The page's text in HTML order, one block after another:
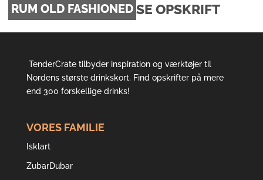
RUM OLD FASHIONED SE OPSKRIFT
TenderCrate tilbyder inspiration og værktøjer til
Nordens største drinkskort. Find opskrifter på mere
end 300 forskellige drinks!
VORES FAMILIE
Isklart
ZubarDubar